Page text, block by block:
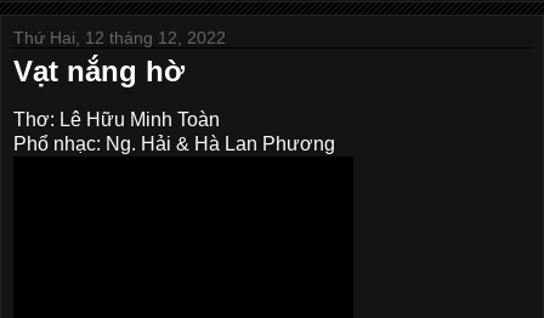
Thứ Hai, 12 tháng 12, 2022
Vạt nắng hờ
Thơ: Lê Hữu Minh Toàn
Phổ nhạc: Ng. Hải & Hà Lan Phương